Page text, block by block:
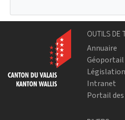
OUTILS DE
Annuaire
Géoportail
Législation
Intranet
Portail